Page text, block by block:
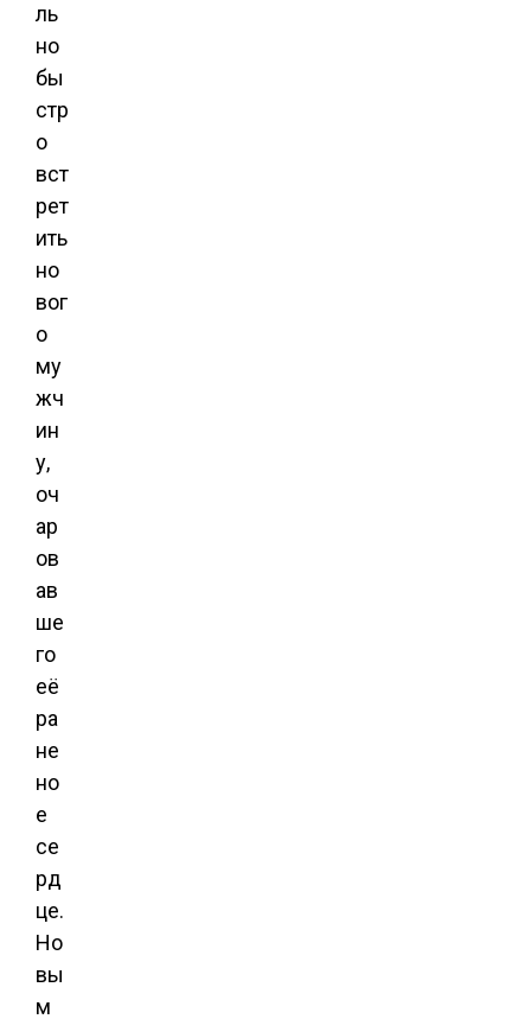
ль
но
бы
стр
о
вст
рет
ить
но
вог
о
му
жч
ин
у,
оч
ар
ов
ав
ше
го
её
ра
не
но
е
се
рд
це.
Но
вы
м